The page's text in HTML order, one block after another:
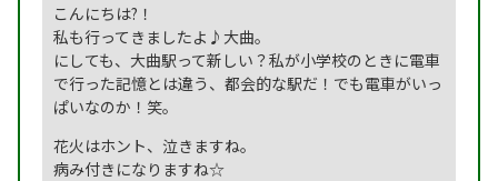
こんにちは?！
私も行ってきましたよ♪大曲。
にしても、大曲駅って新しい？私が小学校のときに電車
で行った記憶とは違う、都会的な駅だ！でも電車がいっ
ぱいなのか！笑。
花火はホント、泣きますね。
病み付きになりますね☆